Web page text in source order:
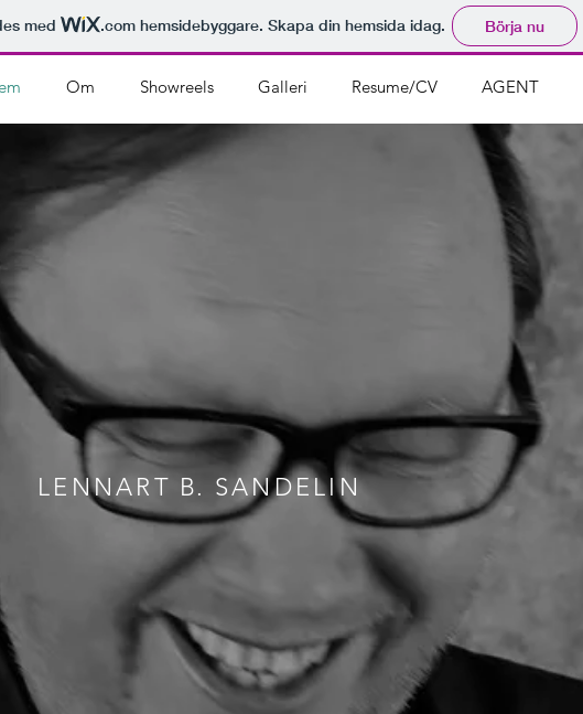
med .com hemsidebyggare. Skapa din hemsida idag. Börja nu
Om Showreels Galleri Resume/CV AGENT
LENNART B. SANDELIN